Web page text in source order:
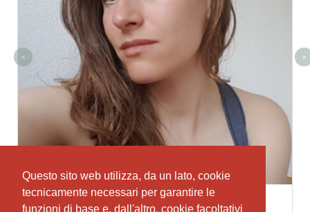
Questo sito web utilizza, da un lato, cookie
tecnicamente necessari per garantire le
funzioni di base e, dall'altro, cookie facoltativi
Bianca Rathgeb
< >